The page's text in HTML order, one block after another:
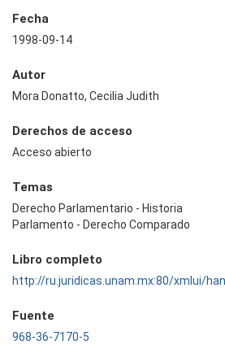
Fecha
1998-09-14
Autor
Mora Donatto, Cecilia Judith
Derechos de acceso
Acceso abierto
Temas
Derecho Parlamentario - Historia
Parlamento - Derecho Comparado
Libro completo
http://ru.juridicas.unam.mx:80/xmlui/
Fuente
968-36-7170-5